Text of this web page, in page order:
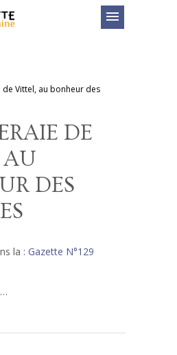
menu
de Vittel, au bonheur des
DE
AU
DES
la : Gazette N°129